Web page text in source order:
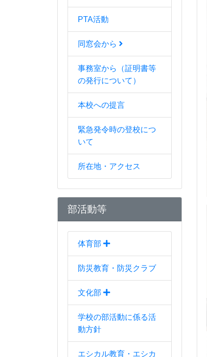
PTA活動
同窓会から
事務室から（証明書等
の発行について）
本校への提言
緊急発令時の登校につ
いて
所在地・アクセス
部活動等
体育部
防災教育・防災クラブ
文化部
学校の部活動に係る活
動方針
エシカル教育・エシカ